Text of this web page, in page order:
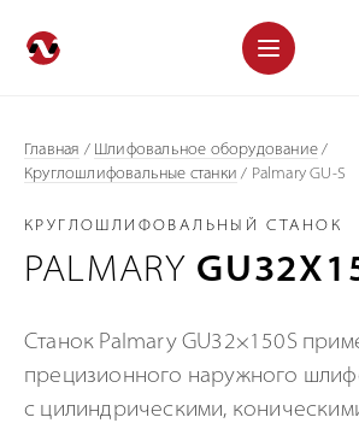
Главная / Шлифовальное оборудование /
Круглошлифовальные станки / Palmary GU-S
КРУГЛОШЛИФОВАЛЬНЫЙ СТАНОК
PALMARY
Станок Palmary GU32×150S
прецизионного наружного
с цилиндрическими,